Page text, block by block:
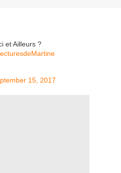
et Ailleurs ?
15, 2017